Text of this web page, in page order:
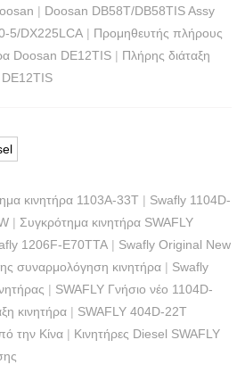
| Doosan DB58T/DB58TIS Assy
5/DX225LCA | Προμηθευτής πλήρους
Doosan DE12TIS | Πλήρης διάταξη
DE12TIS
κινητήρα 1103A-33T | Swafly 1104D-
| Συγκρότημα κινητήρα SWAFLY
1206F-E70TTA | Swafly Original New
συναρμολόγηση κινητήρα | Swafly
| SWAFLY Γνήσιο νέο 1104D-
κινητήρα | SWAFLY 404D-22T
την Κίνα | Κινητήρες Diesel SWAFLY